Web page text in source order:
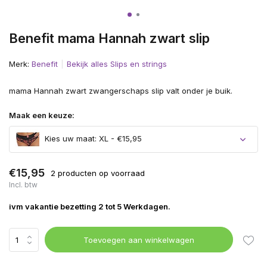
Benefit mama Hannah zwart slip
Merk: Benefit Bekijk alles Slips en strings
mama Hannah zwart zwangerschaps slip valt onder je buik.
Maak een keuze:
Kies uw maat: XL - €15,95
€15,95 2 producten op voorraad
Incl. btw
ivm vakantie bezetting 2 tot 5 Werkdagen.
Toevoegen aan winkelwagen